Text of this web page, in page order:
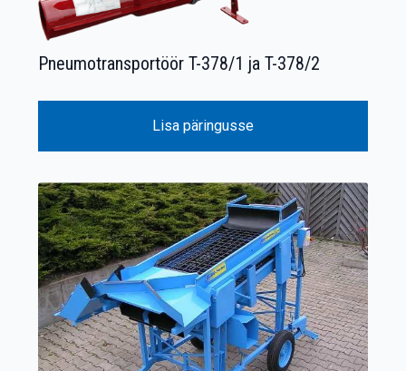
Pneumotransportöör T-378/1 ja T-378/2
Lisa päringusse